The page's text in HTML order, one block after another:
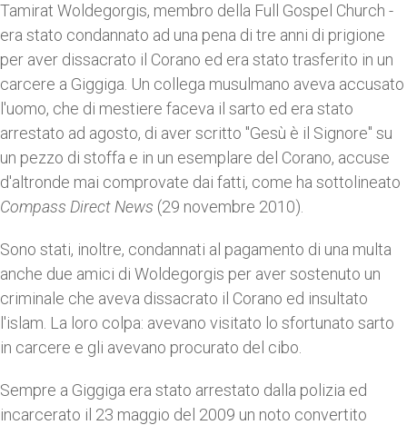
Tamirat Woldegorgis, membro della Full Gospel Church -
era stato condannato ad una pena di tre anni di prigione
per aver dissacrato il Corano ed era stato trasferito in un
carcere a Giggiga. Un collega musulmano aveva accusato
l'uomo, che di mestiere faceva il sarto ed era stato
arrestato ad agosto, di aver scritto "Gesù è il Signore" su
un pezzo di stoffa e in un esemplare del Corano, accuse
d'altronde mai comprovate dai fatti, come ha sottolineato
Compass Direct News (29 novembre 2010).
Sono stati, inoltre, condannati al pagamento di una multa
anche due amici di Woldegorgis per aver sostenuto un
criminale che aveva dissacrato il Corano ed insultato
l'islam. La loro colpa: avevano visitato lo sfortunato sarto
in carcere e gli avevano procurato del cibo.
Sempre a Giggiga era stato arrestato dalla polizia ed
incarcerato il 23 maggio del 2009 un noto convertito